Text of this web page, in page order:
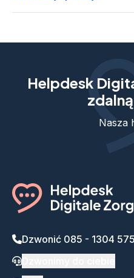
Helpdesk
Nasza
Dzwonić 085 - 1304 575